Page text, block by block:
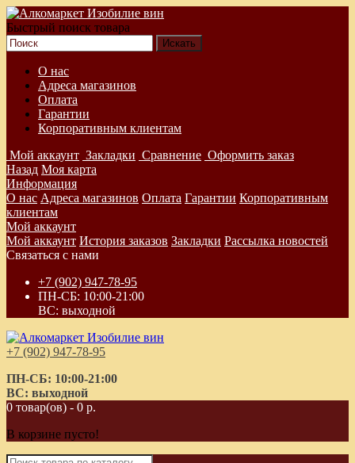
Быстрый поиск товара
О нас
Адреса магазинов
Оплата
Гарантии
Корпоративным клиентам
Мой аккаунт Закладки Сравнение Оформить заказ
Назад Моя карта
Информация
О нас Адреса магазинов Оплата Гарантии Корпоративным
клиентам
Мой аккаунт
Мой аккаунт История заказов Закладки Рассылка новостей
Связаться с нами
+7 (902) 947-78-95
ПН-СБ: 10:00-21:00
ВС: выходной
+7 (902) 947-78-95
ПН-СБ: 10:00-21:00
ВС: выходной
0 товар(ов) - 0 р.
В корзине пусто!